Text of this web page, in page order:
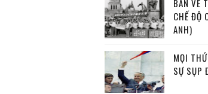
BÀN VỀ
CHẾ ĐỘ
ANH)
MỌI
SỰ SỤP